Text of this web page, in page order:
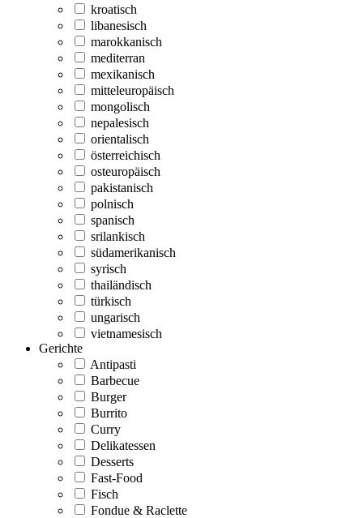
kroatisch
libanesisch
marokkanisch
mediterran
mexikanisch
mitteleuropäisch
mongolisch
nepalesisch
orientalisch
österreichisch
osteuropäisch
pakistanisch
polnisch
spanisch
srilankisch
südamerikanisch
syrisch
thailändisch
türkisch
ungarisch
vietnamesisch
Gerichte
Antipasti
Barbecue
Burger
Burrito
Curry
Delikatessen
Desserts
Fast-Food
Fisch
Fondue & Raclette